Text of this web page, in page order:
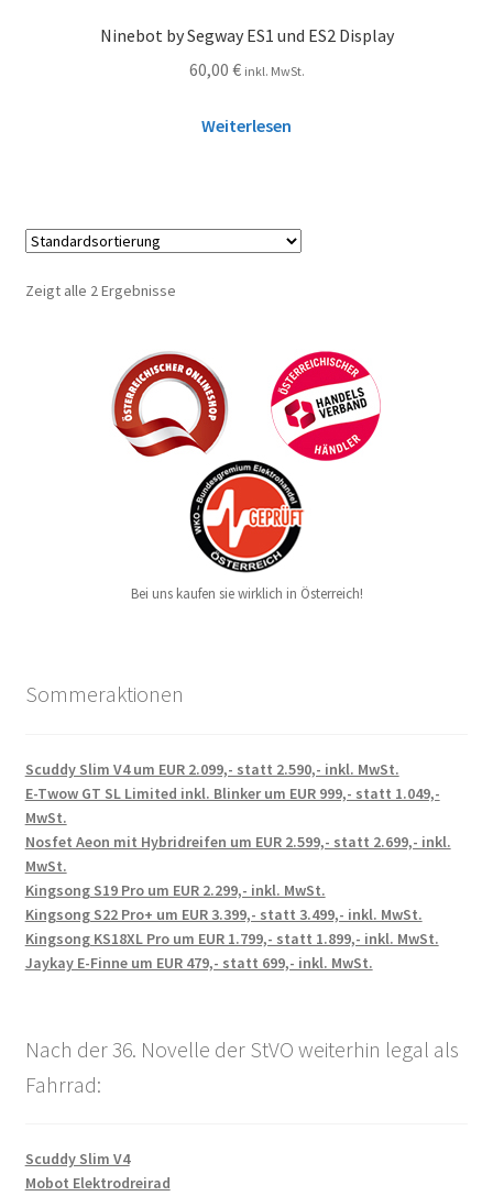
Ninebot by Segway ES1 und ES2 Display
60,00 € inkl. MwSt.
Weiterlesen
Zeigt alle 2 Ergebnisse
Bei uns kaufen sie wirklich in Österreich!
Sommeraktionen
Scuddy Slim V4 um EUR 2.099,- statt 2.590,- inkl. MwSt.
E-Twow GT SL Limited inkl. Blinker um EUR 999,- statt 1.049,-
MwSt.
Nosfet Aeon mit Hybridreifen um EUR 2.599,- statt 2.699,- inkl.
MwSt.
Kingsong S19 Pro um EUR 2.299,- inkl. MwSt.
Kingsong S22 Pro+ um EUR 3.399,- statt 3.499,- inkl. MwSt.
Kingsong KS18XL Pro um EUR 1.799,- statt 1.899,- inkl. MwSt.
Jaykay E-Finne um EUR 479,- statt 699,- inkl. MwSt.
Nach der 36. Novelle der StVO weiterhin legal als
Fahrrad:
Scuddy Slim V4
Mobot Elektrodreirad